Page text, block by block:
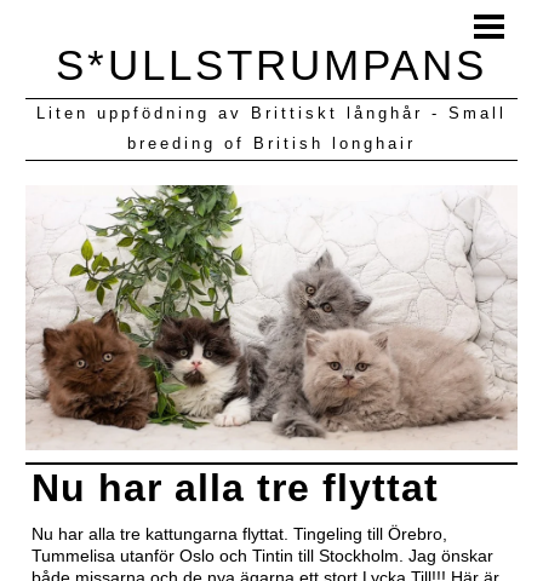
BLOGG
KULLAR VI HAFT
S*ULLSTRUMPANS
Liten uppfödning av Brittiskt långhår - Small
breeding of British longhair
Nu har alla tre flyttat
Nu har alla tre kattungarna flyttat. Tingeling till Örebro,
Tummelisa utanför Oslo och Tintin till Stockholm. Jag önskar